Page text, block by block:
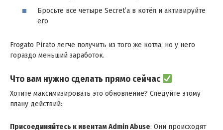
Бросьте все четыре Secret’а в котёл и активируйте
его
Frogato Pirato легче получить из того же котла, но у него
гораздо меньший заработок .
Что вам нужно сделать прямо сейчас
Хотите максимизировать это обновление? Следуйте этому
плану действий :
Присоединяйтесь к ивентам Admin Abuse: Они происходят